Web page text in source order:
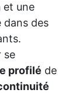
et une
dans des
se
profilé de